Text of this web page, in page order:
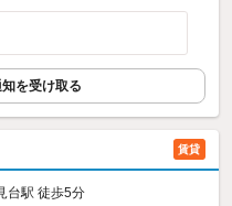
を受け取る
賃貸
台駅 徒歩5分